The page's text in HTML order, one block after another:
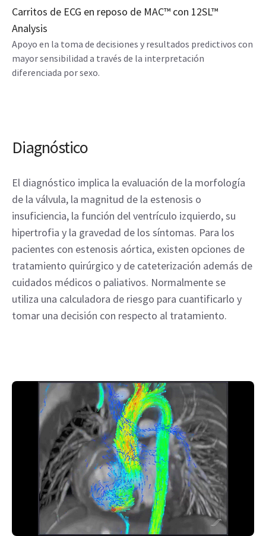
Carritos de ECG en reposo de MAC™ con 12SL™
Analysis
Apoyo en la toma de decisiones y resultados predictivos con
mayor sensibilidad a través de la interpretación
diferenciada por sexo.
Diagnóstico
El diagnóstico implica la evaluación de la morfología
de la válvula, la magnitud de la estenosis o
insuficiencia, la función del ventrículo izquierdo, su
hipertrofia y la gravedad de los síntomas. Para los
pacientes con estenosis aórtica, existen opciones de
tratamiento quirúrgico y de cateterización además de
cuidados médicos o paliativos. Normalmente se
utiliza una calculadora de riesgo para cuantificarlo y
tomar una decisión con respecto al tratamiento.